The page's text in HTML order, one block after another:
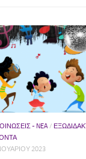
- NEA/
2023